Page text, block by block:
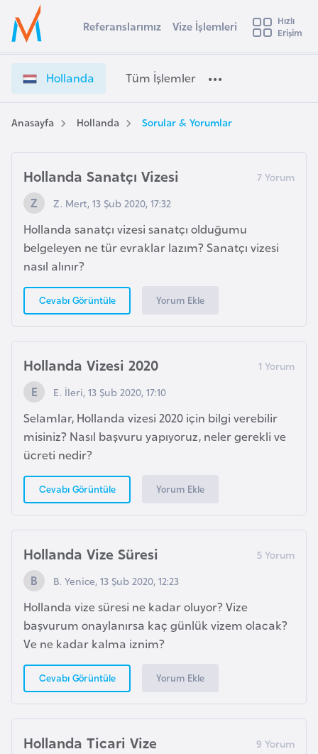
Ülke Seçimi
Başvuru yapmak istediğiniz ülkeyi seçin
Üye
Girişi
o
l
a
n
a
V
i
z
ş
l
e
m
l
e
r
i
e
Referanslarımız Vize İşlemleri
Hızlı
Erişim
Hollanda Tüm İşlemler
Anasayfa Hollanda Sorular & Yorumlar
Hollanda Sanatçı Vizesi
Z. Mert, 13 Şub 2020, 17:32
Hollanda sanatçı vizesi sanatçı olduğumu
belgeleyen ne tür evraklar lazım? Sanatçı vizesi
nasıl alınır?
Cevabı Görüntüle Yorum Ekle
Hollanda Vizesi 2020
E. İleri, 13 Şub 2020, 17:10
Selamlar, Hollanda vizesi 2020 için bilgi verebilir
misiniz? Nasıl başvuru yapıyoruz, neler gerekli ve
ücreti nedir?
Cevabı Görüntüle Yorum Ekle
Hollanda Vize Süresi
B. Yenice, 13 Şub 2020, 12:23
Hollanda vize süresi ne kadar oluyor? Vize
başvurum onaylanırsa kaç günlük vizem olacak?
Ve ne kadar kalma iznim?
Cevabı Görüntüle Yorum Ekle
Hollanda Ticari Vize
s
t
r
a
A
v
u
s
t
u
r
a
A
z
e
r
b
a
y
a
n
B
a
h
r
e
y
a